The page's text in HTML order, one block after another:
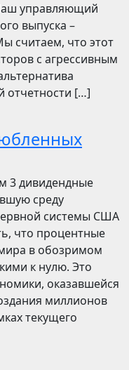
управляющий
выпуска –
считаем, что этот
с агрессивным
отчетности […]
3 дивидендные
среду
системы США
что процентные
в обозримом
к нулю. Это
оказавшейся
миллионов
текущего